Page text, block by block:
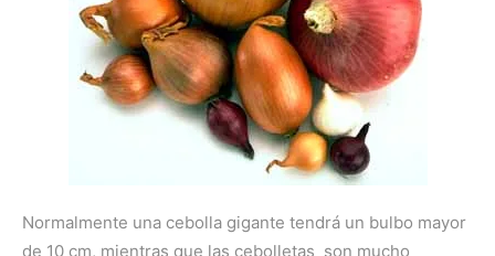
Normalmente una cebolla gigante tendrá un bulbo mayor
de 10 cm, mientras que las cebolletas son mucho